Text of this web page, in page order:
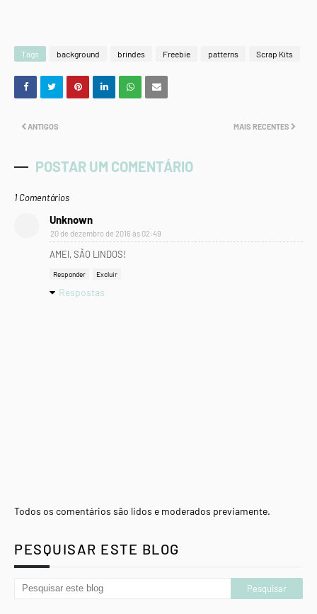
Tags background brindes Freebie patterns Scrap Kits
MAIS RECENTES
ANTIGOS
POSTAR UM COMENTÁRIO
1 Comentários
Unknown
20 de dezembro de 2016 às 02:49
AMEI, SÃO LINDOS!
Responder Excluir
Respostas
Todos os comentários são lidos e moderados previamente.
PESQUISAR ESTE BLOG